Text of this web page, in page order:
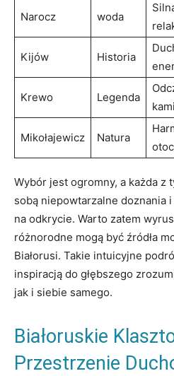
Narocz woda
Kijów Historia
Krewo Legenda
Mikołajewicz Natura
Wybór⁢ jest ogromny, a każda z
⁢sobą niepowtarzalne doznania
na odkrycie. Warto zatem
różnorodne mogą być ⁢źródła
Białorusi. Takie intuicyjne
inspiracją do głębszego
jak i siebie samego.
Białoruskie
Przestrzenie